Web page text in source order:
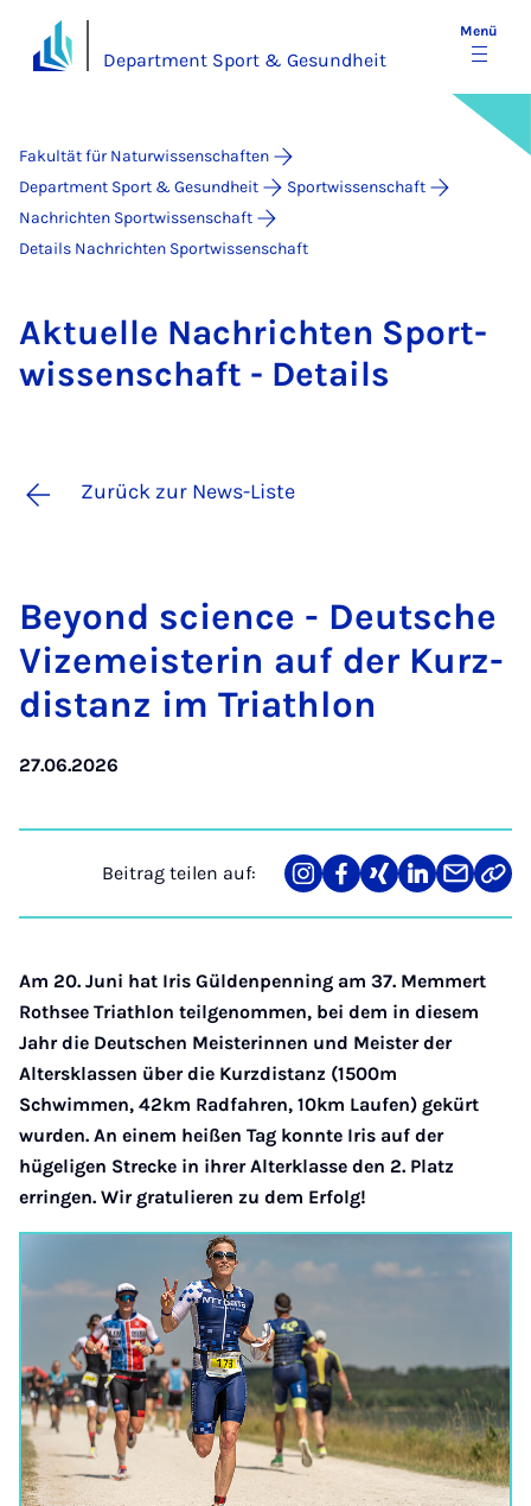
Department Sport & Gesundheit
Menü
Fakultät für Naturwissenschaften
Department Sport & Gesundheit
Sportwissenschaft
Nachrichten Sportwissenschaft
Details Nachrichten Sportwissenschaft
Ak­tu­el­le Nach­rich­ten Sport­
wis­sen­schaft - De­tails
Zurück zur News-Liste
Beyond sci­ence - Deut­sche
Vi­ze­meis­te­rin auf der Kurz­
di­stanz im Tri­ath­lon
27.06.2026
Beitrag teilen auf:
Teilen
auf
Teilen
auf
Teilen
auf
Teilen
auf
Teilen
über
Mail
Link
Am 20. Juni hat Iris Güldenpenning am 37. Memmert
Rothsee Triathlon teilgenommen, bei dem in diesem
Jahr die Deutschen Meisterinnen und Meister der
Altersklassen über die Kurzdistanz (1500m
Schwimmen, 42km Radfahren, 10km Laufen) gekürt
wurden. An einem heißen Tag konnte Iris auf der
hügeligen Strecke in ihrer Alterklasse den 2. Platz
erringen. Wir gratulieren zu dem Erfolg!